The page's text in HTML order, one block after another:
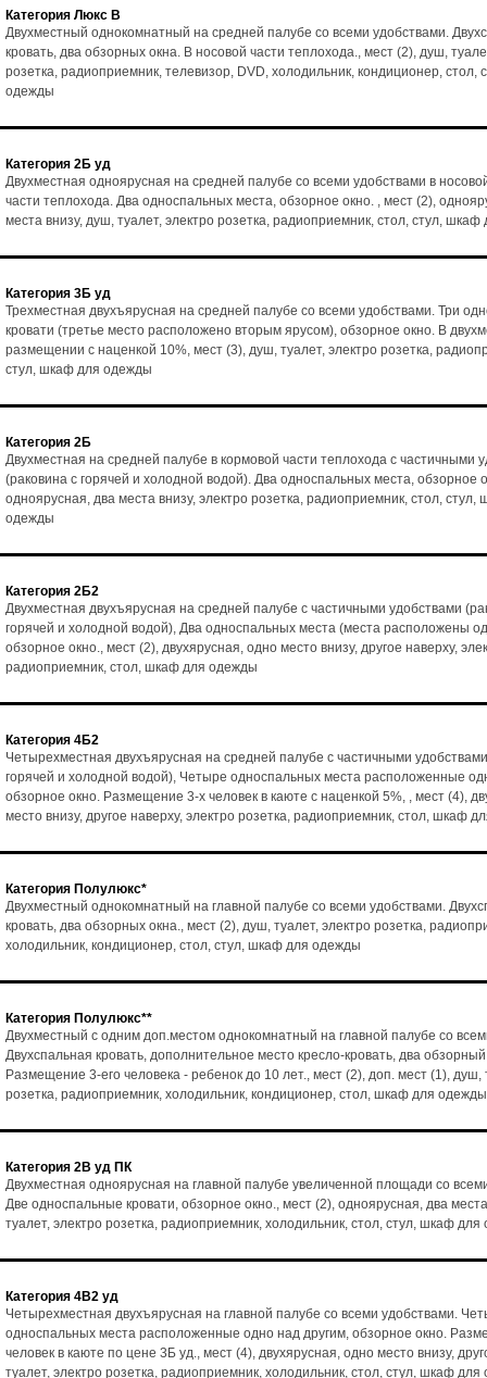
Категория Люкс В
Двухместный однокомнатный на средней палубе со всеми удобствами.
кровать, два обзорных окна. В носовой части теплохода., мест (2), душ,
розетка, радиоприемник, телевизор, DVD, холодильник, кондиционер, стол,
одежды
Категория 2Б уд
Двухместная одноярусная на средней палубе со всеми удобствами в
части теплохода. Два односпальных места, обзорное окно. , мест (2),
места внизу, душ, туалет, электро розетка, радиоприемник, стол, стул,
Категория 3Б уд
Трехместная двухъярусная на средней палубе со всеми удобствами. Три
кровати (третье место расположено вторым ярусом), обзорное окно. В
размещении с наценкой 10%, мест (3), душ, туалет, электро розетка,
стул, шкаф для одежды
Категория 2Б
Двухместная на средней палубе в кормовой части теплохода с частичными
(раковина с горячей и холодной водой). Два односпальных места, обзорное
одноярусная, два места внизу, электро розетка, радиоприемник, стол, стул,
одежды
Категория 2Б2
Двухместная двухъярусная на средней палубе с частичными удобствами
горячей и холодной водой), Два односпальных места (места расположены
обзорное окно., мест (2), двухярусная, одно место внизу, другое наверху,
радиоприемник, стол, шкаф для одежды
Категория 4Б2
Четырехместная двухъярусная на средней палубе с частичными
горячей и холодной водой), Четыре односпальных места расположенные
обзорное окно. Размещение 3-х человек в каюте с наценкой 5%, , мест (4),
место внизу, другое наверху, электро розетка, радиоприемник, стол, шкаф
Категория Полулюкс*
Двухместный однокомнатный на главной палубе со всеми удобствами.
кровать, два обзорных окна., мест (2), душ, туалет, электро розетка,
холодильник, кондиционер, стол, стул, шкаф для одежды
Категория Полулюкс**
Двухместный с одним доп.местом однокомнатный на главной палубе со
Двухспальная кровать, дополнительное место кресло-кровать, два
Размещение 3-его человека - ребенок до 10 лет., мест (2), доп. мест (1), душ,
розетка, радиоприемник, холодильник, кондиционер, стол, шкаф для одежды
Категория 2В уд ПК
Двухместная одноярусная на главной палубе увеличенной площади со
Две односпальные кровати, обзорное окно., мест (2), одноярусная, два
туалет, электро розетка, радиоприемник, холодильник, стол, стул, шкаф
Категория 4В2 уд
Четырехместная двухъярусная на главной палубе со всеми удобствами.
односпальных места расположенные одно над другим, обзорное окно.
человек в каюте по цене 3Б уд., мест (4), двухярусная, одно место внизу,
туалет, электро розетка, радиоприемник, холодильник, стол, стул, шкаф